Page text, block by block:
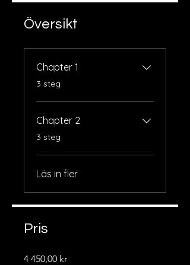
Översikt
Chapter 1
.3 steg
Chapter 2
.3 steg
Läs in fler
Pris
4 450,00 kr